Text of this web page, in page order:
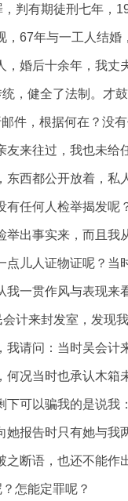
判有期徒刑七年，
67年与一工人结
婚后十余年，我
，健全了法制。才
件，根据何在？没
来往过，我也未
西都公开放着，
任何人检举揭发
出事实来，而且
儿人证物证呢？
一贯作风与表现来
计来封发室，发现
请问：当时吴会
况当时也承认木
可以骗我的是说
报告时只有她与
断语，也还不能
怎能定罪呢？